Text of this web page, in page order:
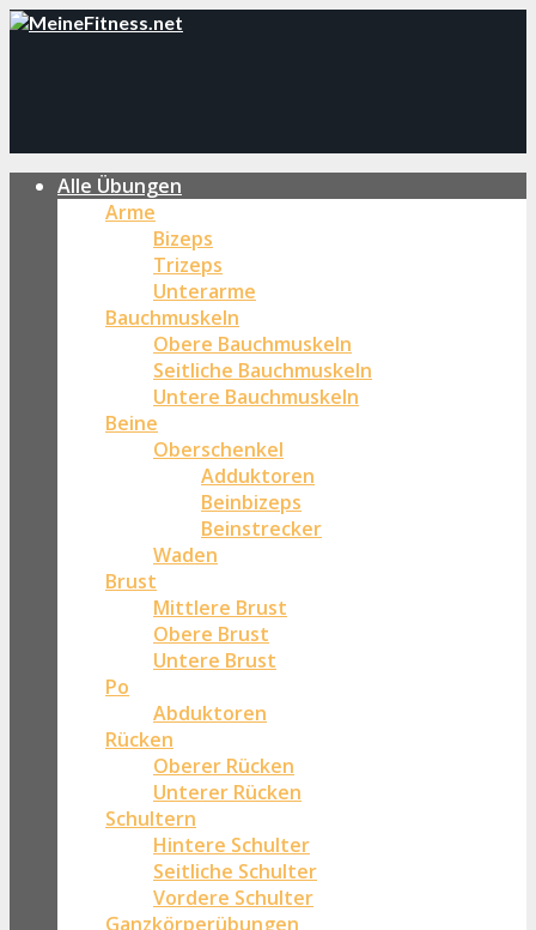
Alle Übungen
Arme
Bizeps
Trizeps
Unterarme
Bauchmuskeln
Obere Bauchmuskeln
Seitliche Bauchmuskeln
Untere Bauchmuskeln
Beine
Oberschenkel
Adduktoren
Beinbizeps
Beinstrecker
Waden
Brust
Mittlere Brust
Obere Brust
Untere Brust
Po
Abduktoren
Rücken
Oberer Rücken
Unterer Rücken
Schultern
Hintere Schulter
Seitliche Schulter
Vordere Schulter
Ganzkörperübungen